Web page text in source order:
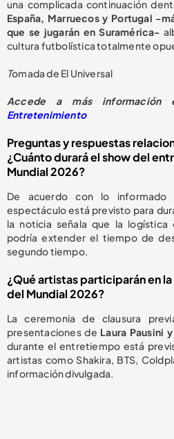
una complicada continuación
España, Marruecos y Portugal -
que se jugarán en Suramérica-
cultura futbolística totalmente
Tomada de El Universal
Accede a más información
Entretenimiento
Preguntas y respuestas
¿Cuánto durará el show del
Mundial 2026?
De acuerdo con lo
espectáculo está previsto para
la noticia señala que la
podría extender el tiempo de
segundo tiempo.
¿Qué artistas participarán en
del Mundial 2026?
La ceremonia de clausura
presentaciones de Laura Pausini
durante el entretiempo está
artistas como Shakira, BTS,
información divulgada.